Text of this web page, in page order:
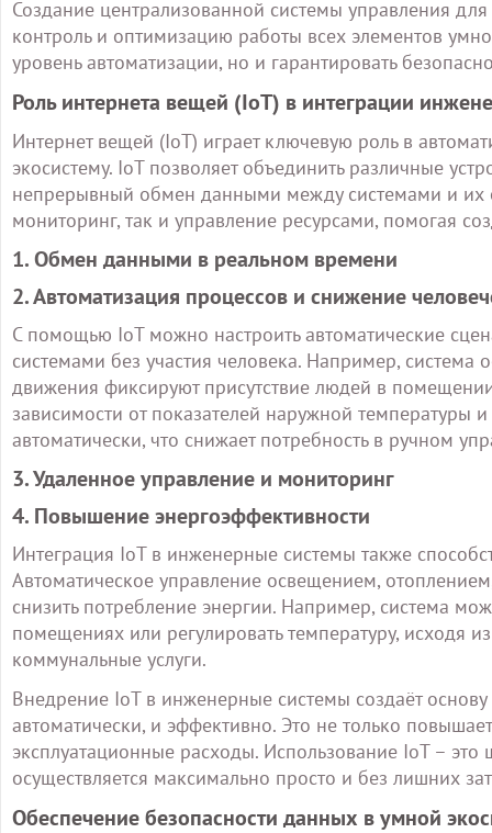
Создание централизованной системы управления
контроль и оптимизацию работы всех элементов
уровень автоматизации, но и гарантировать
Роль интернета вещей (IoT) в интеграции
Интернет вещей (IoT) играет ключевую роль в
экосистему. IoT позволяет объединить различные
непрерывный обмен данными между системами и их
мониторинг, так и управление ресурсами, помогая
1. Обмен данными в реальном времени
2. Автоматизация процессов и снижение
С помощью IoT можно настроить автоматические
системами без участия человека. Например, система
движения фиксируют присутствие людей в
зависимости от показателей наружной температуры
автоматически, что снижает потребность в ручном
3. Удаленное управление и мониторинг
4. Повышение энергоэффективности
Интеграция IoT в инженерные системы также
Автоматическое управление освещением,
снизить потребление энергии. Например, система
помещениях или регулировать температуру, исходя
коммунальные услуги.
Внедрение IoT в инженерные системы создаёт
автоматически, и эффективно. Это не только
эксплуатационные расходы. Использование IoT –
осуществляется максимально просто и без лишних
Обеспечение безопасности данных в умной